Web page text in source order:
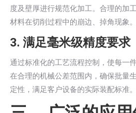
度及壁厚进行规范化加工。合理的加
材料在切削过程中的崩边、掉角现象。
3. 满足毫米级精度要求
通过标准化的工艺流程控制，使每一
在合理的机械公差范围内，确保批量
定性，满足客户设备的实际装配标准。